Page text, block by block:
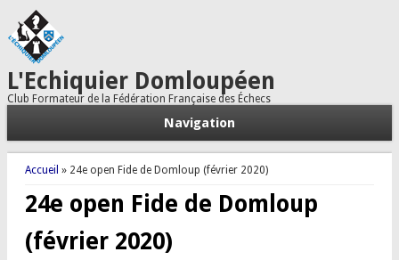
L'Echiquier Domloupéen
Club Formateur de la Fédération Française des Échecs
Navigation
Vous êtes ici
Accueil » 24e open Fide de Domloup (février 2020)
24e open Fide de Domloup
(février 2020)